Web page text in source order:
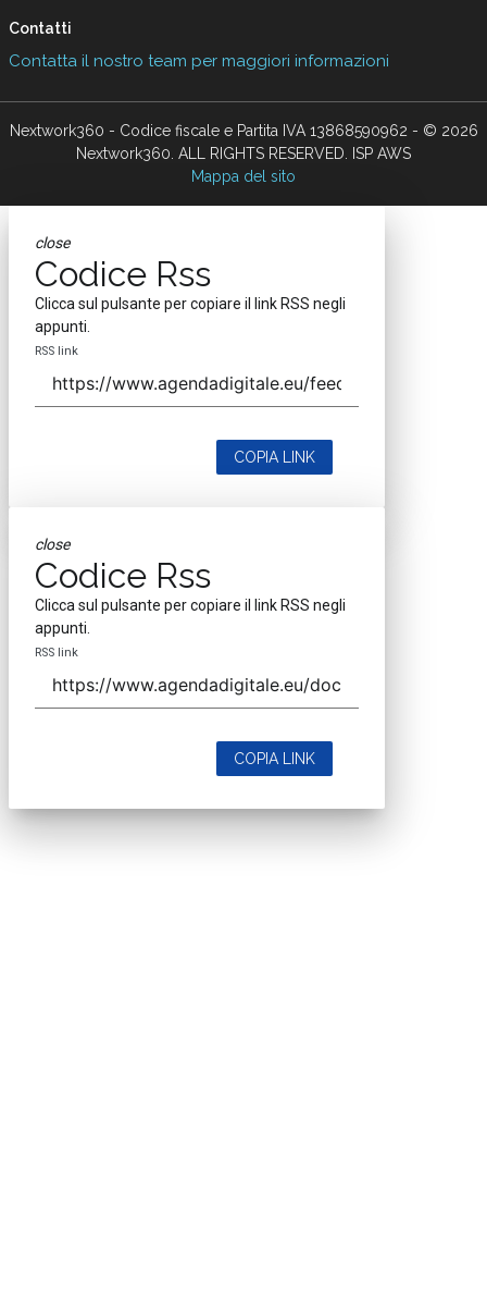
Contatti
Contatta il nostro team per maggiori informazioni
Nextwork360 - Codice fiscale e Partita IVA 13868590962 - © 2026
Nextwork360. ALL RIGHTS RESERVED. ISP AWS
Mappa del sito
close
Codice Rss
Clicca sul pulsante per copiare il link RSS negli
appunti.
RSS link
COPIA LINK
close
Codice Rss
Clicca sul pulsante per copiare il link RSS negli
appunti.
RSS link
COPIA LINK